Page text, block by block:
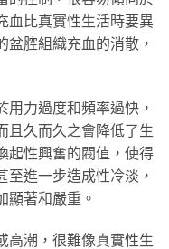
血比真實性生活時要異
腔組織充血的消散，
用力過度和頻率過快，
且久而久之會降低了生
起性興奮的閥值，使得
進一步造成性冷淡，
顯著和嚴重。
高潮，很難像真實性生